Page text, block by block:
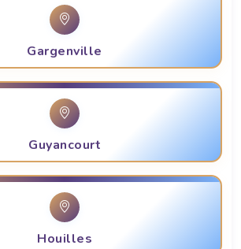
Gargenville
Guyancourt
Houilles